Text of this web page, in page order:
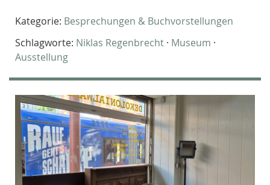
Kategorie: Besprechungen & Buchvorstellungen
Schlagworte: Niklas Regenbrecht · Museum ·
Ausstellung